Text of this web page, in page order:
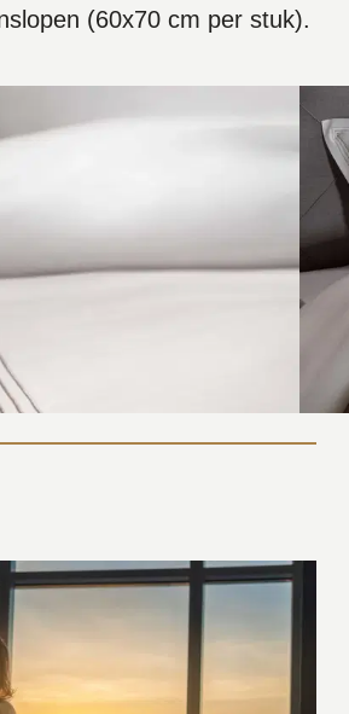
(60x70 cm per stuk).